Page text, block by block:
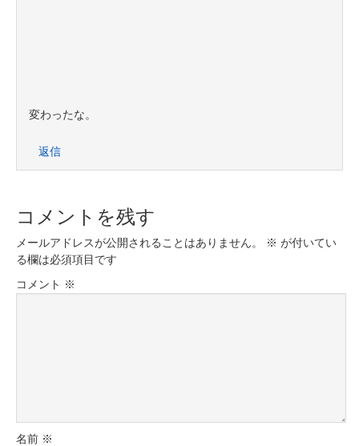
変わったな。
返信
コメントを残す
メールアドレスが公開されることはありません。 ※ が付いてい
る欄は必須項目です
コメント ※
名前 ※